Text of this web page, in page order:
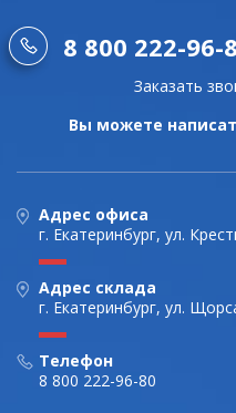
8 800 222-96-
Заказать
Вы можете
Адрес офиса
г. Екатеринбург, ул.
Адрес склада
г. Екатеринбург, ул.
Телефон
8 800 222-96-80